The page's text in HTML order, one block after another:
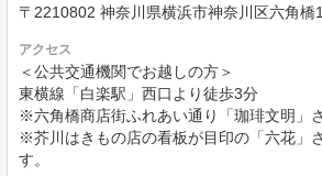
〒2210802 神奈川県横浜市神奈川区六角橋
アクセス
＜公共交通機関でお越しの方＞
東横線「白楽駅」西口より徒歩3分
※六角橋商店街ふれあい通り「珈琲文明」
※芥川はきもの店の看板が目印の「六花」
す。